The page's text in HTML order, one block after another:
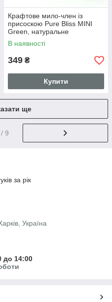
Крафтове мило-член із
присоскою Pure Bliss MINI
Green, натуральне
В наявності
349 ₴
Купити
ще
/ 9
за рік
Україна
до 14:00